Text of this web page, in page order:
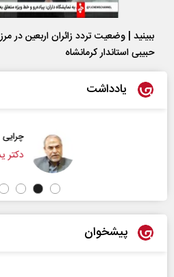
ببینید | وضعیت تردد زائران اربعین در
حبیبی استاندار کرمانشاه
یادداشت
چرایی عقب‌نشینی
دکتر یدالله جوانی -
پیشخوان